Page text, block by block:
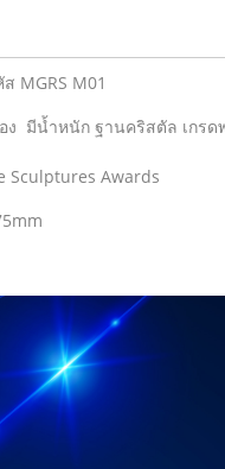
MGRS M01
มีน้ำหนัก ฐานคริสตัล เกรด
Sculptures Awards